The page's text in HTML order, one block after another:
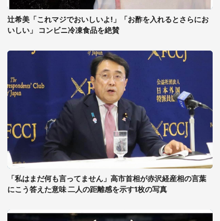
辻希美「これマジでおいしいよ!」「お酢を入れるとさらにお
いしい」 コンビニ冷凍食品を絶賛
「私はまだ何も言ってません」高市首相が赤沢経産相の言葉
にこう答えた意味 二人の距離感を示す1枚の写真